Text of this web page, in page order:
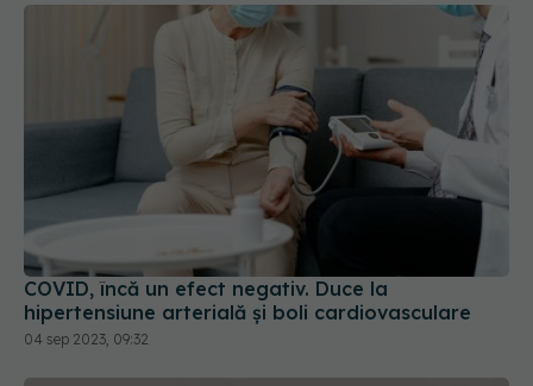
COVID, încă un efect negativ. Duce la
hipertensiune arterială și boli cardiovasculare
04 sep 2023, 09:32